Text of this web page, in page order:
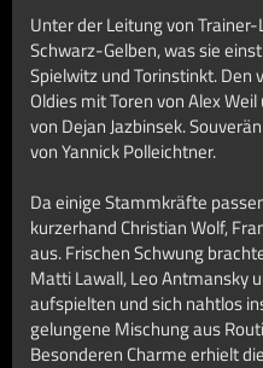
Unter der Leitung von
Schwarz-Gelben, was sie
Spielwitz und Torinstinkt. Den
Oldies mit Toren von Alex
von Dejan Jazbinsek.
von Yannick Polleichtner.
Da einige Stammkräfte
kurzerhand Christian Wolf,
aus. Frischen Schwung
Matti Lawall, Leo Antmansky
aufspielten und sich nahtlos
gelungene Mischung aus
Besonderen Charme erhielt